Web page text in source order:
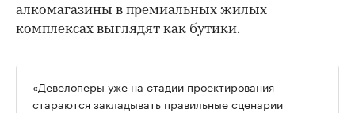
алкомагазины в премиальных жилых
комплексах выглядят как бутики.
«Девелоперы уже на стадии проектирования
стараются закладывать правильные сценарии